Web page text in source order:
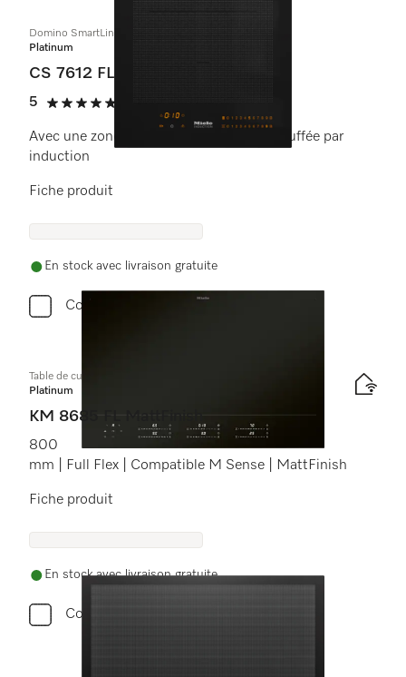
Domino SmartLine
Platinum
CS 7612 FL
5
5 étoiles sur 5
Avec une zone de cuisson PowerFlex chauffée par
induction
Fiche produit
En stock avec livraison gratuite
Comparer
Table de cuisson à induction
Platinum
KM 8685 FL MattFinish
800
mm | Full Flex | Compatible M Sense | MattFinish
Fiche produit
En stock avec livraison gratuite
Comparer